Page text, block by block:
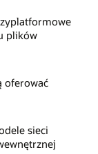
plików
oferować
sieci